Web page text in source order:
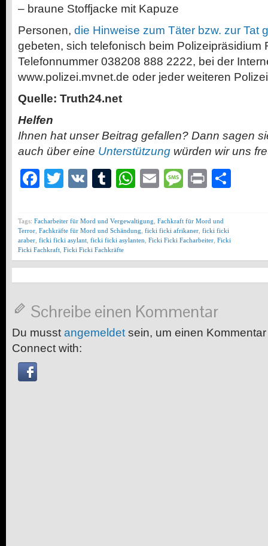
– braune Stoffjacke mit Kapuze
Personen, die Hinweise zum Täter bzw. zur Tat
gebeten, sich telefonisch beim Polizeipräsidium
Telefonnummer 038208 888 2222, bei der
www.polizei.mvnet.de oder jeder weiteren
Quelle: Truth24.net
Helfen
Ihnen hat unser Beitrag gefallen? Dann sagen
auch über eine Unterstützung würden wir uns
Facebook
Twitter
VK Tumblr
WhatsApp
EmailMessage
Print
Tags: Facharbeiter für Mord und Vergewaltigung Fachkraft für Mord und
Terror Fachkräfte für Mord und Schändung ficki ficki afrikaner ficki ficki
araber ficki ficki asylant ficki ficki asylanten Ficki Ficki Facharbeiter Ficki
Ficki Fachkraft Ficki Ficki Fachkräfte
Schreibe einen Kommentar
Du musst angemeldet sein, um einen
Connect with: